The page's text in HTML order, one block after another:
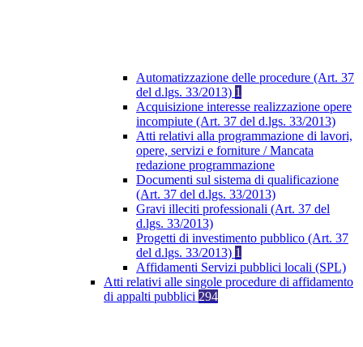
Automatizzazione delle procedure (Art. 37
del d.lgs. 33/2013) 1
Acquisizione interesse realizzazione opere
incompiute (Art. 37 del d.lgs. 33/2013)
Atti relativi alla programmazione di lavori,
opere, servizi e forniture / Mancata
redazione programmazione
Documenti sul sistema di qualificazione
(Art. 37 del d.lgs. 33/2013)
Gravi illeciti professionali (Art. 37 del
d.lgs. 33/2013)
Progetti di investimento pubblico (Art. 37
del d.lgs. 33/2013) 1
Affidamenti Servizi pubblici locali (SPL)
Atti relativi alle singole procedure di affidamento
di appalti pubblici 294